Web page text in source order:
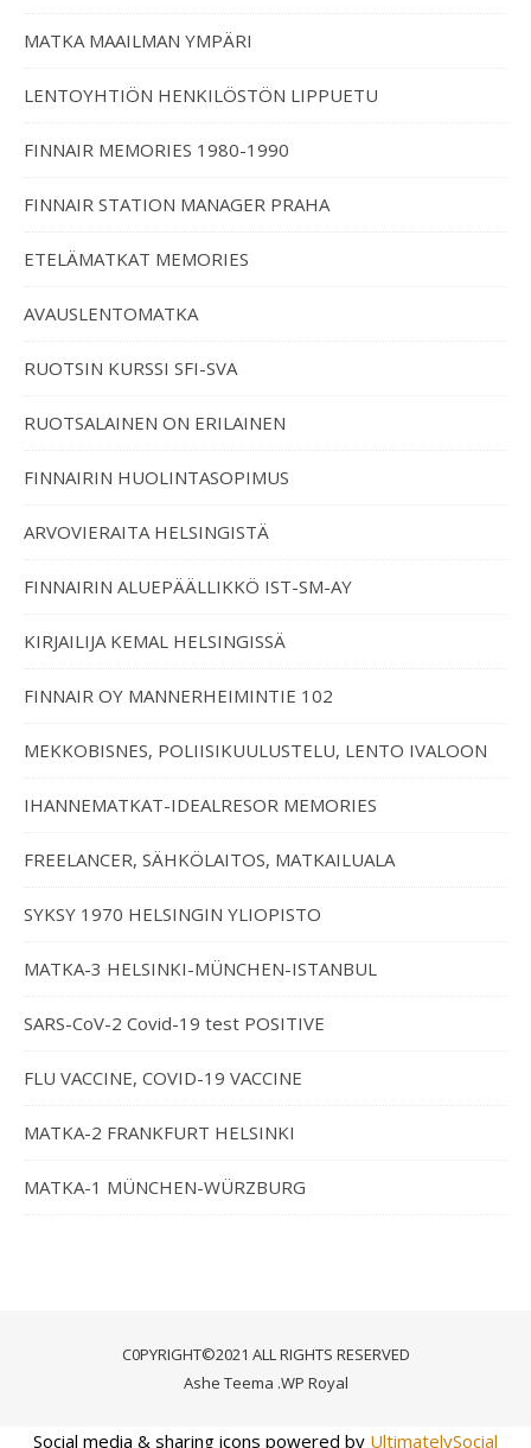
MATKA MAAILMAN YMPÄRI
LENTOYHTIÖN HENKILÖSTÖN LIPPUETU
FINNAIR MEMORIES 1980-1990
FINNAIR STATION MANAGER PRAHA
ETELÄMATKAT MEMORIES
AVAUSLENTOMATKA
RUOTSIN KURSSI SFI-SVA
RUOTSALAINEN ON ERILAINEN
FINNAIRIN HUOLINTASOPIMUS
ARVOVIERAITA HELSINGISTÄ
FINNAIRIN ALUEPÄÄLLIKKÖ IST-SM-AY
KIRJAILIJA KEMAL HELSINGISSÄ
FINNAIR OY MANNERHEIMINTIE 102
MEKKOBISNES, POLIISIKUULUSTELU, LENTO IVALOON
IHANNEMATKAT-IDEALRESOR MEMORIES
FREELANCER, SÄHKÖLAITOS, MATKAILUALA
SYKSY 1970 HELSINGIN YLIOPISTO
MATKA-3 HELSINKI-MÜNCHEN-ISTANBUL
SARS-CoV-2 Covid-19 test POSITIVE
FLU VACCINE, COVID-19 VACCINE
MATKA-2 FRANKFURT HELSINKI
MATKA-1 MÜNCHEN-WÜRZBURG
C0PYRIGHT©2021 ALL RIGHTS RESERVED
Ashe Teema .WP Royal
Social media & sharing icons powered by UltimatelySocial